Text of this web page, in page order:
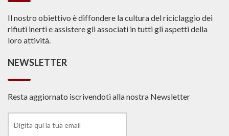
Il nostro obiettivo è diffondere la cultura del riciclaggio dei
rifiuti inerti e assistere gli associati in tutti gli aspetti della
loro attività.
NEWSLETTER
Resta aggiornato iscrivendoti alla nostra Newsletter